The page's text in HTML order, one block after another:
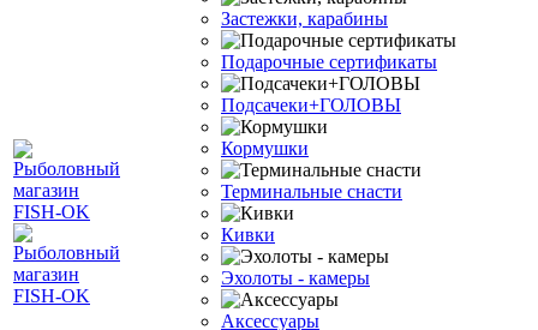
Застежки, карабины
Подарочные сертификаты
Подсачеки+ГОЛОВЫ
Кормушки
Терминальные снасти
Кивки
Эхолоты - камеры
Аксессуары